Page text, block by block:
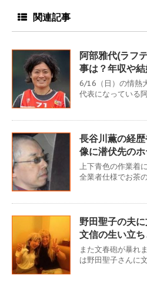
関連記事
阿部雅代(ラフ
事は？年収や
6/16（日）の情熱
代表になっている
長谷川薫の経
像に潜伏先の
上下青色の作業着
全業者仕様でお茶
野田聖子の夫
文信の生い立ち
また文春砲が暴れ
は野田聖子さんに